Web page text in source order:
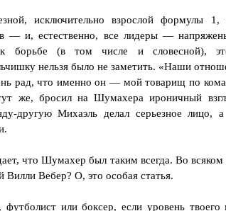
исключительно взрослой формулы 1,
— и, естественно, все лидеры —
борьбе (в том числе и словесной),
нельзя было не заметить. «Наши
рад, что именно он — мой товарищ по
же, бросил на Шумахера ироничный
другую Михаэль делал серьезное лицо, а
что Шумахер был таким всегда. Во всяком
Вилли Вебер? О, это особая статья.
или боксер, если уровень